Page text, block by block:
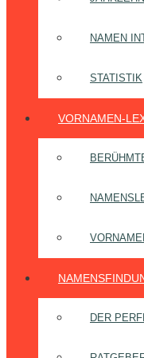
NAMEN
STATISTIK
VORNAMEN-
DER